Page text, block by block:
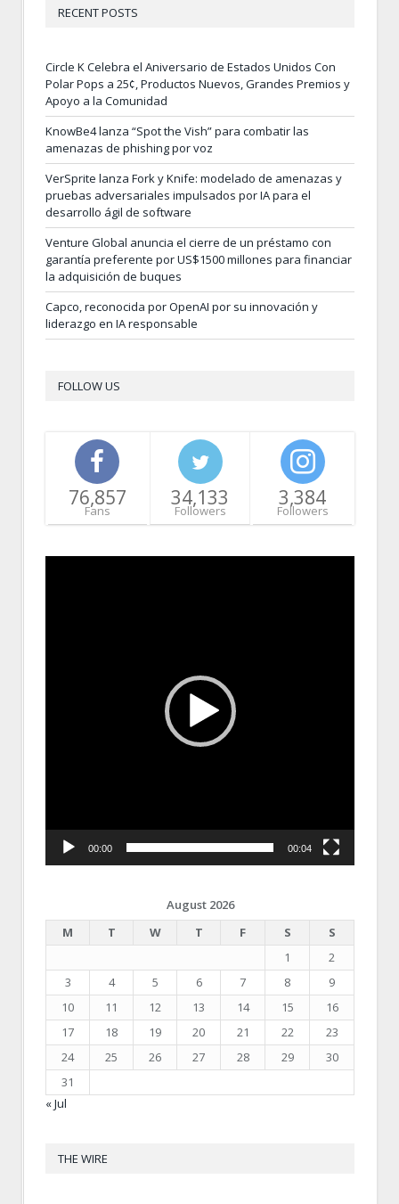
RECENT POSTS
Circle K Celebra el Aniversario de Estados Unidos Con
Polar Pops a 25¢, Productos Nuevos, Grandes Premios y
Apoyo a la Comunidad
KnowBe4 lanza “Spot the Vish” para combatir las
amenazas de phishing por voz
VerSprite lanza Fork y Knife: modelado de amenazas y
pruebas adversariales impulsados por IA para el
desarrollo ágil de software
Venture Global anuncia el cierre de un préstamo con
garantía preferente por US$1500 millones para financiar
la adquisición de buques
Capco, reconocida por OpenAI por su innovación y
liderazgo en IA responsable
FOLLOW US
76,857
Fans
34,133
Followers
3,384
Followers
00:00 00:04
August 2026
M
T W T F S
S
1
2
3
4 5 6 7 8
9
10
11 12 13 14 15
16
17
18 19 20 21 22
23
24
25 26 27 28 29
30
31
« Jul
THE WIRE